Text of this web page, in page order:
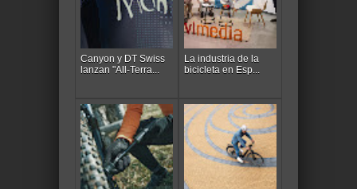
Canyon y DT Swiss
lanzan "All-Terra...
La industria de la
bicicleta en Esp...